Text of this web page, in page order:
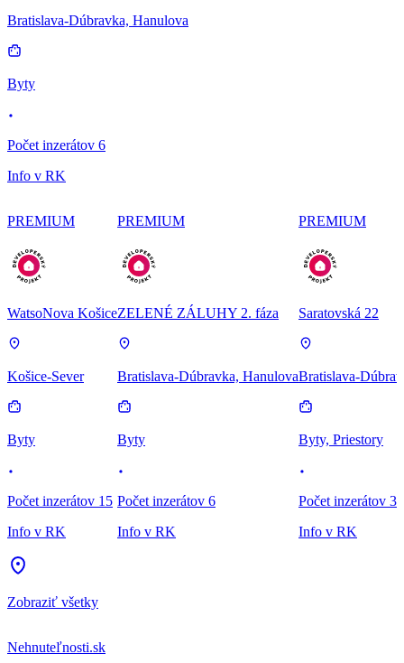
Bratislava-Dúbravka, Hanulova
Byty
Počet inzerátov 6
Info v RK
PREMIUM
WatsoNova Košice
Košice-Sever
Byty
Počet inzerátov 15
Info v RK
PREMIUM
ZELENÉ ZÁLUHY 2. fáza
Bratislava-Dúbravka, Hanulova
Byty
Počet inzerátov 6
Info v RK
PREMIUM
Saratovská 22
Bratislava-
Byty, Priestory
Počet inzerátov 3
Info v RK
Zobraziť všetky
Nehnuteľnosti.sk